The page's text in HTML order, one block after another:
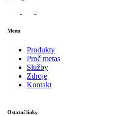
Menu
Produkty
Proč metas
Služby
Zdroje
Kontakt
Ostatní linky